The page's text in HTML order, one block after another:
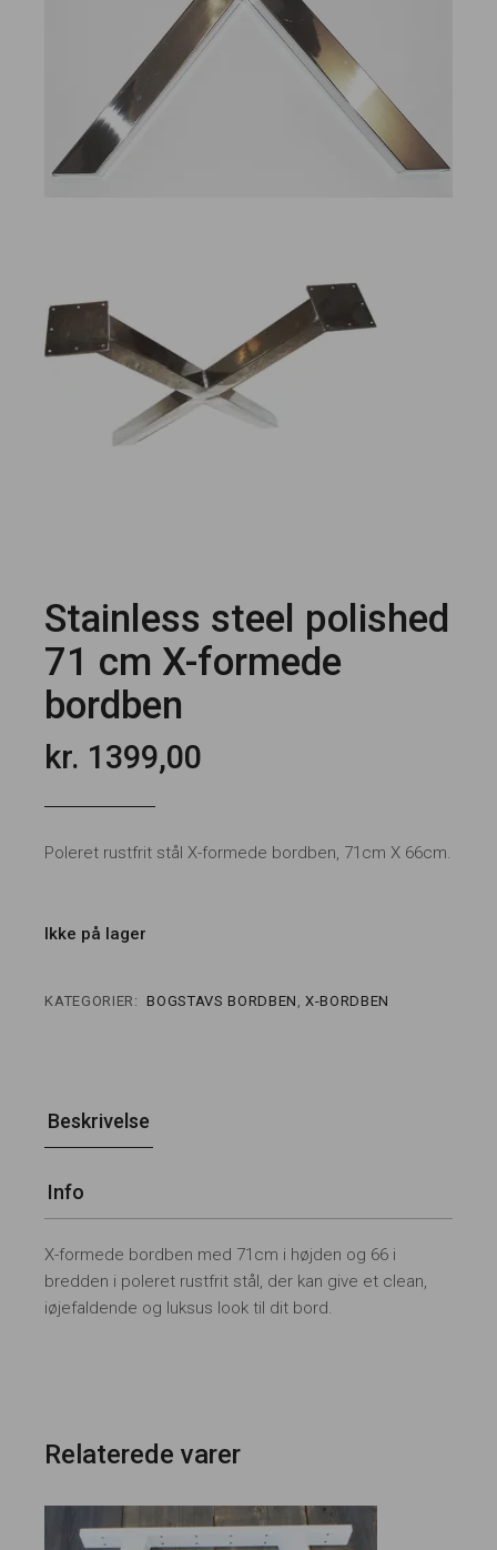
Stainless steel polished
71 cm X-formede
bordben
kr. 1399,00
Poleret rustfrit stål X-formede bordben, 71cm X 66cm.
Ikke på lager
KATEGORIER: BOGSTAVS BORDBEN ,X-BORDBEN
Beskrivelse
Info
X-formede bordben med 71cm i højden og 66 i
bredden i poleret rustfrit stål, der kan give et clean,
iøjefaldende og luksus look til dit bord.
Relaterede varer